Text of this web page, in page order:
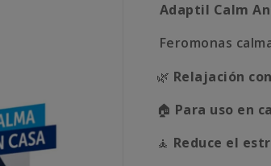
Adaptil Calm
Feromonas
🌿 Relajación
🏠 Para uso en
🧘 Reduce el